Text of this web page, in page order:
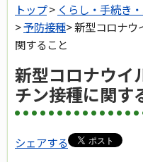
トップ> くらし・手続き
>予防接種> 新型コロナウ
関すること
新型コロナウイ
チン接種に関す
シェアする